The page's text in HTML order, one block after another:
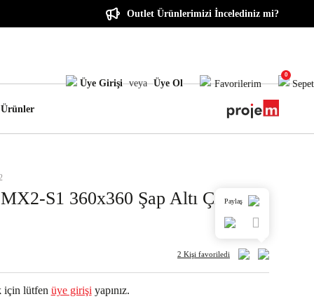
Outlet Ürünlerimizi İncelediniz mi?
Üye Girişi veya Üye Ol Favorilerim
0
Sepet
S1 360x360 Şap Altı Çıkış
2 Kişi favoriledi
Paylaş
için lütfen üye girişi yapınız.